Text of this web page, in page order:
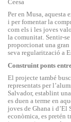
Ceesa
Per en Musa, aquesta
i per fomentar la
com els i les joves
la comunitat. Sentir-
proporcionat una
seva regularització a
Construint ponts
El projecte també
representats per
Salvador, establint
es duen a terme en
joves de Ghana i
econòmica, es pretén